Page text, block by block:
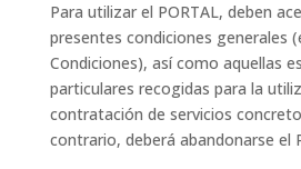
Para utilizar el PORTAL, deben
presentes condiciones generales
Condiciones), así como aquellas
particulares recogidas para la
contratación de servicios
contrario, deberá abandonarse el